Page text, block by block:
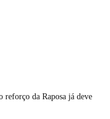
reforço da Raposa já deve